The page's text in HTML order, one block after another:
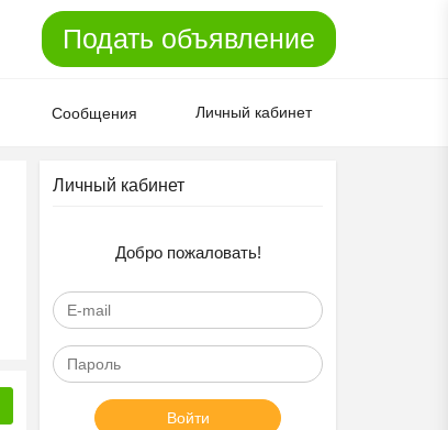
Подать объявление
Сообщения Личный кабинет
Личный кабинет
Добро пожаловать!
Войти